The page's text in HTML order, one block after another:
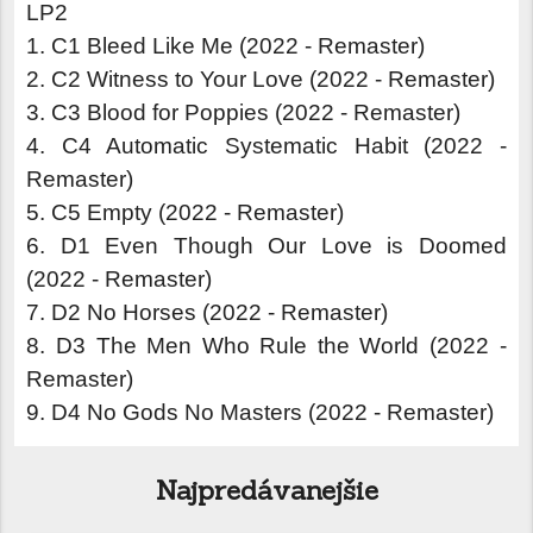
LP2
1. C1 Bleed Like Me (2022 - Remaster)
2. C2 Witness to Your Love (2022 - Remaster)
3. C3 Blood for Poppies (2022 - Remaster)
4. C4 Automatic Systematic Habit (2022 -
Remaster)
5. C5 Empty (2022 - Remaster)
6. D1 Even Though Our Love is Doomed
(2022 - Remaster)
7. D2 No Horses (2022 - Remaster)
8. D3 The Men Who Rule the World (2022 -
Remaster)
9. D4 No Gods No Masters (2022 - Remaster)
Najpredávanejšie